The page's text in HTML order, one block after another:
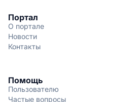
Портал
О портале
Новости
Контакты
Помощь
Пользователю
Частые вопросы